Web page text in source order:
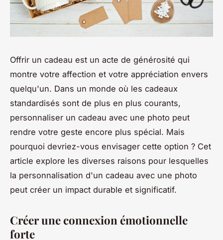
Offrir un cadeau est un acte de générosité qui
montre votre affection et votre appréciation envers
quelqu'un. Dans un monde où les cadeaux
standardisés sont de plus en plus courants,
personnaliser un cadeau avec une photo peut
rendre votre geste encore plus spécial. Mais
pourquoi devriez-vous envisager cette option ? Cet
article explore les diverses raisons pour lesquelles
la personnalisation d'un cadeau avec une photo
peut créer un impact durable et significatif.
Créer une connexion émotionnelle
forte